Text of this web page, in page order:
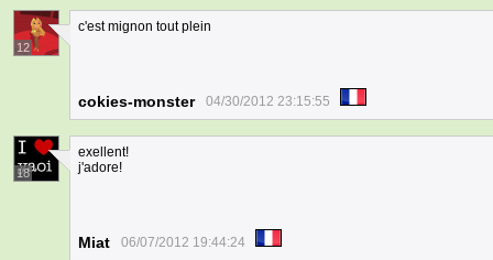
12
c'est mignon tout plein
cokies-monster 04/30/2012 23:15:55
18
exellent!
j'adore!
Miat 06/07/2012 19:44:24